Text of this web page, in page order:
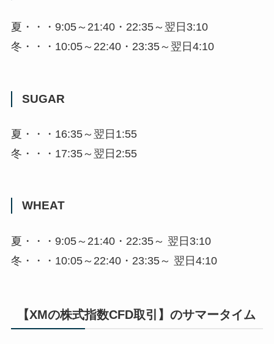
夏・・・9:05～21:40・22:35～翌日3:10
冬・・・10:05～22:40・23:35～翌日4:10
SUGAR
夏・・・16:35～翌日1:55
冬・・・17:35～翌日2:55
WHEAT
夏・・・9:05～21:40・22:35～ 翌日3:10
冬・・・10:05～22:40・23:35～ 翌日4:10
【XMの株式指数CFD取引】のサマータイム